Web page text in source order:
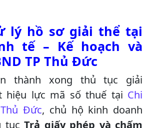
lý hồ sơ giải thể tại
tế – Kế hoạch và
TP Thủ Đức
thành xong thủ tục giải
hiệu lực mã số thuế tại Chi
Đức, chủ hộ kinh doanh
tục Trả giấy phép và chấm